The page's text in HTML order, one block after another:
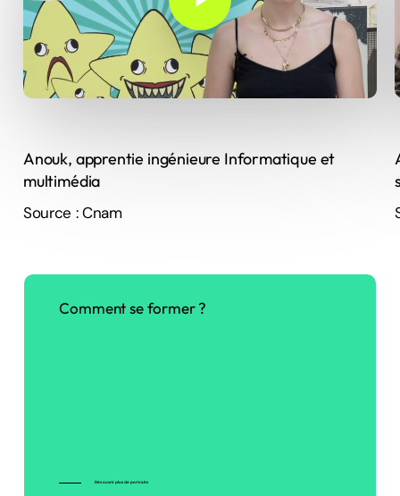
évoluer vers des fonctions de direction
technique ou d’innovation, voire créer leur
agence.
Anouk, apprentie ingénieure Informatique et
multimédia
Source : Cnam
Commentse former?
Découvrir plus de portraits